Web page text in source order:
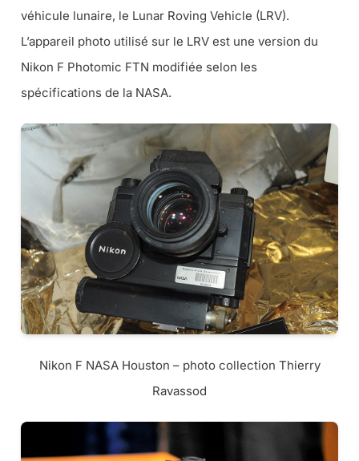
véhicule lunaire, le Lunar Roving Vehicle (LRV).
L’appareil photo utilisé sur le LRV est une version du
Nikon F Photomic FTN modifiée selon les
spécifications de la NASA.
Nikon F NASA Houston – photo collection Thierry
Ravassod